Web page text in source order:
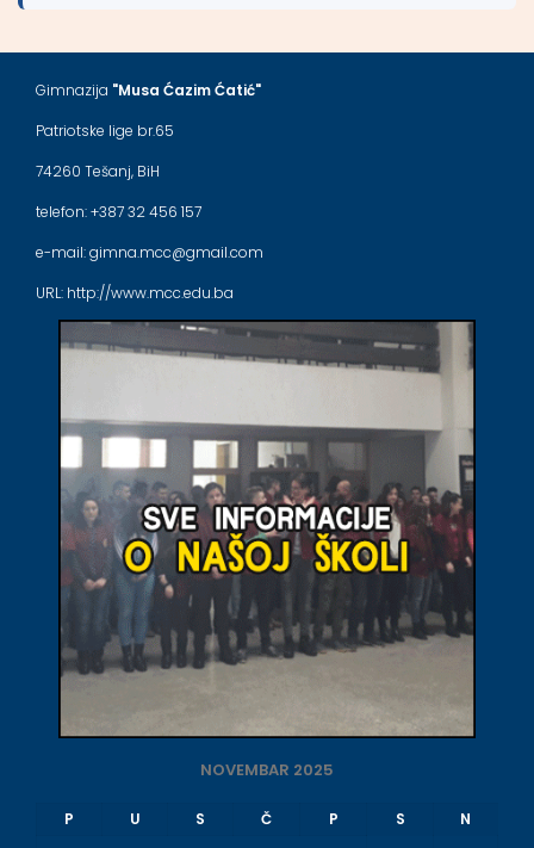
Gimnazija "Musa Ćazim Ćatić"
Patriotske lige br.65
74260 Tešanj, BiH
telefon: +387 32 456 157
e-mail: gimna.mcc@gmail.com
URL: http://www.mcc.edu.ba
NOVEMBAR 2025
P U S Č P S
N